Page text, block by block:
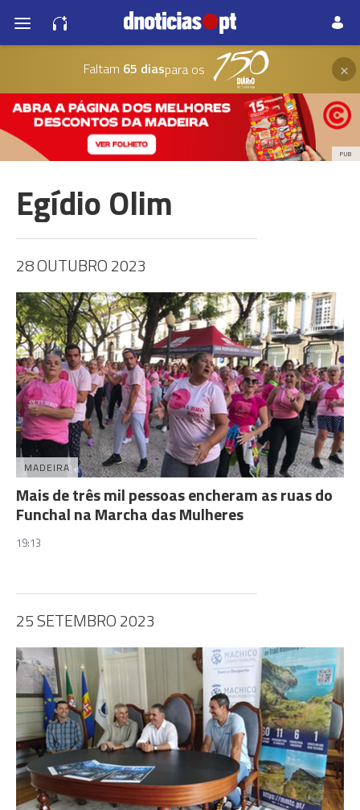
Faltam 65 diaspara os ×
PUB
Egídio Olim
28 OUTUBRO 2023
MADEIRA
Mais de três mil pessoas encheram as ruas do
Funchal na Marcha das Mulheres
19:13
25 SETEMBRO 2023